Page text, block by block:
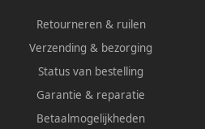
Retourneren & ruilen
Verzending & bezorging
Status van bestelling
Garantie & reparatie
Betaalmogelijkheden